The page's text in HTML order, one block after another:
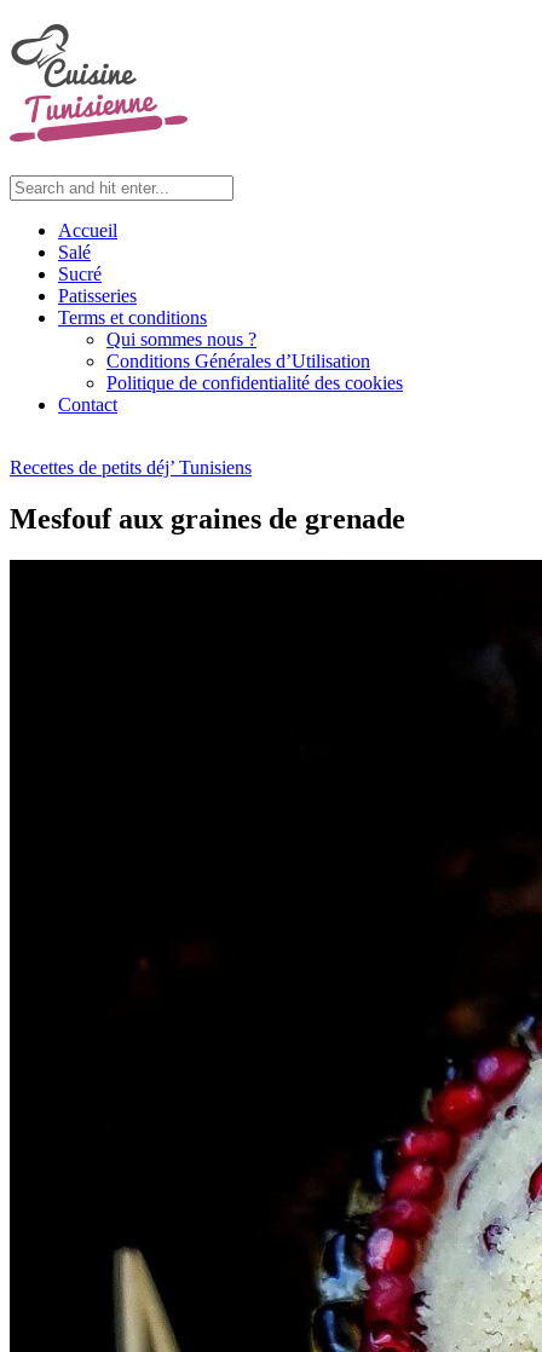
Accueil
Salé
Sucré
Patisseries
Terms et conditions
Qui sommes nous ?
Conditions Générales d’Utilisation
Politique de confidentialité des cookies
Contact
Recettes de petits déj’ Tunisiens
Mesfouf aux graines de grenade